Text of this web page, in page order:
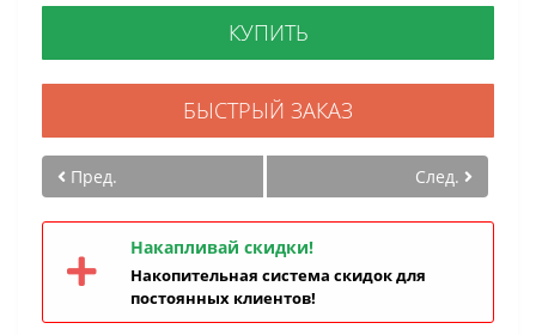
КУПИТЬ
БЫСТРЫЙ ЗАКАЗ
Пред. След.
Накапливай скидки!
Накопительная система скидок для
постоянных клиентов!